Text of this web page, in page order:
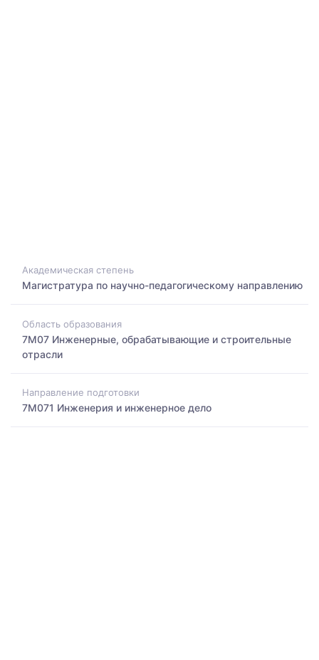
Академическая степень
Магистратура по научно-педагогическому направлению
Область образования
7M07 Инженерные, обрабатывающие и строительные
отрасли
Направление подготовки
7M071 Инженерия и инженерное дело